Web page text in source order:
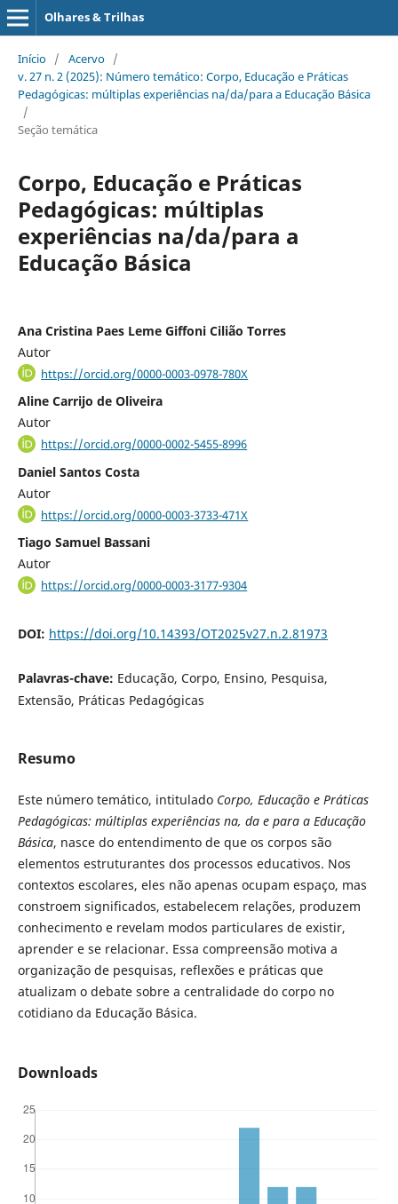
Olhares & Trilhas
Início / Acervo /
v. 27 n. 2 (2025): Número temático: Corpo, Educação e Práticas
Pedagógicas: múltiplas experiências na/da/para a Educação Básica
/
Seção temática
Corpo, Educação e Práticas
Pedagógicas: múltiplas
experiências na/da/para a
Educação Básica
Ana Cristina Paes Leme Giffoni Cilião Torres
Autor
https://orcid.org/0000-0003-0978-780X
Aline Carrijo de Oliveira
Autor
https://orcid.org/0000-0002-5455-8996
Daniel Santos Costa
Autor
https://orcid.org/0000-0003-3733-471X
Tiago Samuel Bassani
Autor
https://orcid.org/0000-0003-3177-9304
DOI: https://doi.org/10.14393/OT2025v27.n.2.81973
Palavras-chave: Educação, Corpo, Ensino, Pesquisa,
Extensão, Práticas Pedagógicas
Resumo
Este número temático, intitulado Corpo, Educação e Práticas
Pedagógicas: múltiplas experiências na, da e para a Educação
Básica, nasce do entendimento de que os corpos são
elementos estruturantes dos processos educativos. Nos
contextos escolares, eles não apenas ocupam espaço, mas
constroem significados, estabelecem relações, produzem
conhecimento e revelam modos particulares de existir,
aprender e se relacionar. Essa compreensão motiva a
organização de pesquisas, reflexões e práticas que
atualizam o debate sobre a centralidade do corpo no
cotidiano da Educação Básica.
Downloads